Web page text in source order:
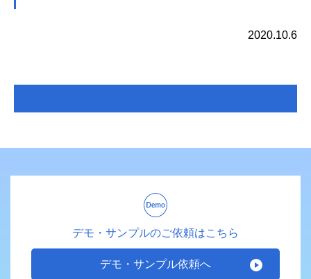
2020.10.6
デモ・サンプルのご依頼はこちら
デモ・サンプル依頼へ